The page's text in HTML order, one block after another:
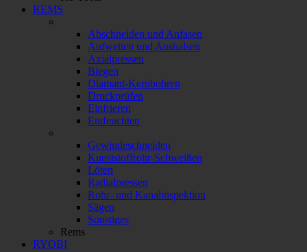
REMS
Abschneiden und Anfasen
Aufweiten und Aushalsen
Axialpressen
Biegen
Diamant-Kernbohren
Druckprüfen
Einfrieren
Entfeuchten
Gewindeschneiden
Kunststoffrohr-Schweißen
Löten
Radialpressen
Rohr- und Kanalinspektion
Sägen
Sonstiges
Rems
RYOBI